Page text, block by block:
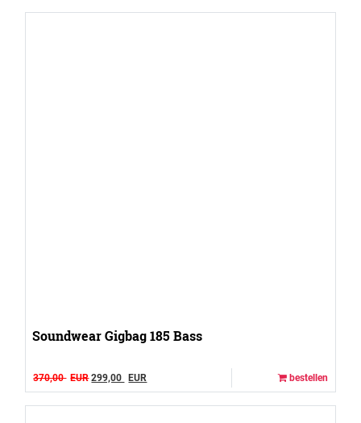
Soundwear Gigbag 185 Bass
370,00 EUROriginal price was: 370,00 EUR.
299,00 EUR bestellen